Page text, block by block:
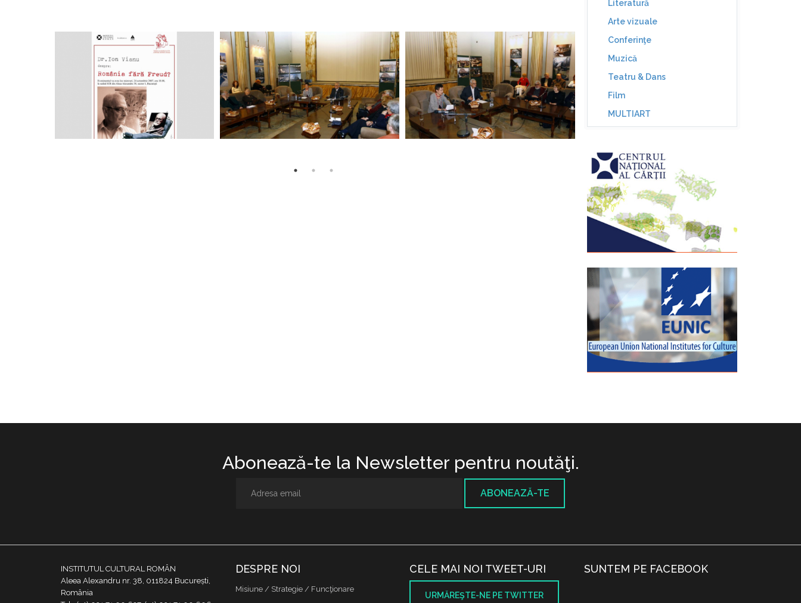
Literatură
Arte vizuale
Conferinţe
Muzică
Teatru & Dans
Film
MULTIART
Abonează-te la Newsletter pentru noutăţi.
ABONEAZĂ-TE
INSTITUTUL CULTURAL ROMÂN
Aleea Alexandru nr. 38, 011824 București,
România
DESPRE NOI
Misiune / Strategie / Funcţionare
CELE MAI NOI TWEET-URI
URMĂREŞTE-NE PE TWITTER
SUNTEM PE FACEBOOK